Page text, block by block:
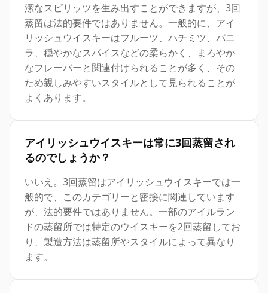
潔なスピリッツを生み出すことができますが、3回
蒸留は法的要件ではありません。一般的に、アイ
リッシュウイスキーはフルーツ、ハチミツ、バニ
ラ、穏やかなスパイスなどの柔らかく、まろやか
なフレーバーと関連付けられることが多く、その
ため親しみやすいスタイルとして見られることが
よくあります。
アイリッシュウイスキーは常に3回蒸留され
るのでしょうか？
いいえ。3回蒸留はアイリッシュウイスキーでは一
般的で、このカテゴリーと密接に関連しています
が、法的要件ではありません。一部のアイルラン
ドの蒸留所では特定のウイスキーを2回蒸留してお
り、製造方法は蒸留所やスタイルによって異なり
ます。